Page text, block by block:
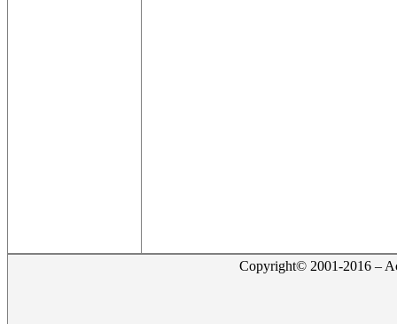
Copyright© 2001-2016 –